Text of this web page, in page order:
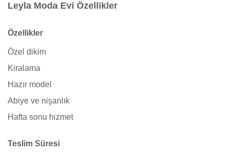
Leyla Moda Evi Özellikler
Özellikler
Özel dikim
Kiralama
Hazır model
Abiye ve nişanlık
Hafta sonu hizmet
Teslim Süresi